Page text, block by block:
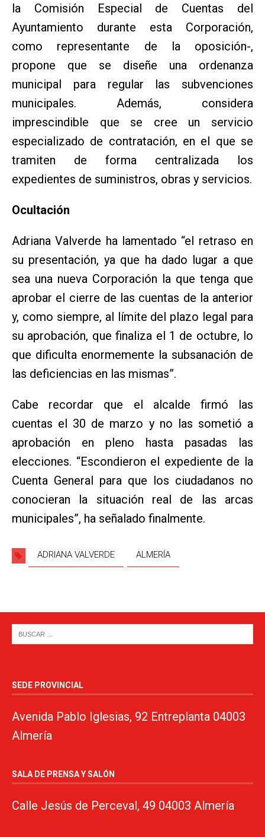
la Comisión Especial de Cuentas del
Ayuntamiento durante esta Corporación,
como representante de la oposición-,
propone que se diseñe una ordenanza
municipal para regular las subvenciones
municipales. Además, considera
imprescindible que se cree un servicio
especializado de contratación, en el que se
tramiten de forma centralizada los
expedientes de suministros, obras y servicios.
Ocultación
Adriana Valverde ha lamentado “el retraso en
su presentación, ya que ha dado lugar a que
sea una nueva Corporación la que tenga que
aprobar el cierre de las cuentas de la anterior
y, como siempre, al límite del plazo legal para
su aprobación, que finaliza el 1 de octubre, lo
que dificulta enormemente la subsanación de
las deficiencias en las mismas”.
Cabe recordar que el alcalde firmó las
cuentas el 30 de marzo y no las sometió a
aprobación en pleno hasta pasadas las
elecciones. “Escondieron el expediente de la
Cuenta General para que los ciudadanos no
conocieran la situación real de las arcas
municipales”, ha señalado finalmente.
ADRIANA VALVERDE ALMERÍA
SEDE PROVINCIAL
Avenida Pablo Iglesias, 92 Entreplanta 04003
Almería
SALA DE PRENSA Y SALÓN
Calle Jesús de Perceval, 49 04003 Almería